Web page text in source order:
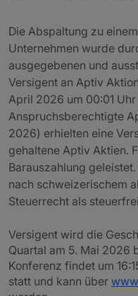
Die Abspaltung zu
Unternehmen wurde
ausgegebenen und
Versigent an Aptiv
April 2026 um 00:01
Anspruchsberechtigte
2026) erhielten eine
gehaltene Aptiv Aktien.
Barauszahlung
nach schweizerischem
Steuerrecht als
Versigent wird die
Quartal am 5. Mai 2026
Konferenz findet um
statt und kann über